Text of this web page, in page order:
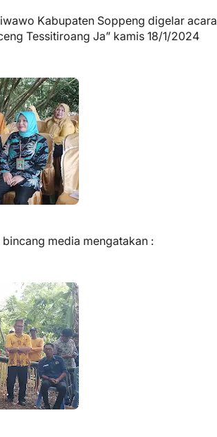
Kabupaten Soppeng digelar acara
Tessitiroang Ja” kamis 18/1/2024
media mengatakan :